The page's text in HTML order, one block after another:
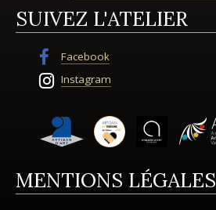
SUIVEZ L'ATELIER
Facebook
Instagram
MENTIONS LÉGALES